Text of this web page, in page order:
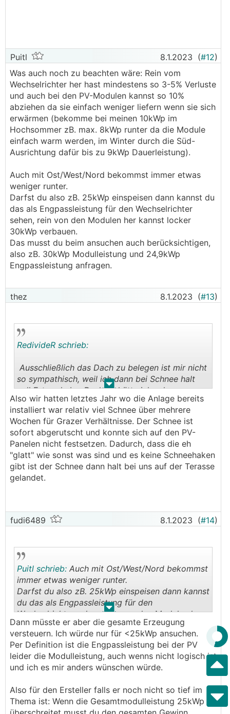
Puitl 8.1.2023 (#12)
Was auch noch zu beachten wäre: Rein vom
Wechselrichter her hast mindestens so 3-5% Verluste
und auch bei den PV-Modulen kannst so 10%
abziehen da sie einfach weniger liefern wenn sie sich
erwärmen (bekomme bei meinen 10kWp im
Hochsommer zB. max. 8kWp runter da die Module
einfach warm werden, im Winter durch die Süd-
Ausrichtung dafür bis zu 9kWp Dauerleistung).
Auch mit Ost/West/Nord bekommst immer etwas
weniger runter.
Darfst du also zB. 25kWp einspeisen dann kannst du
das als Engpassleistung für den Wechselrichter
sehen, rein von den Modulen her kannst locker
30kWp verbauen.
Das musst du beim ansuchen auch berücksichtigen,
also zB. 30kWp Modulleistung und 24,9kWp
Engpassleistung anfragen.
thez 8.1.2023 (#13)
. .
RedivideR schrieb:
Ausschließlich das Dach zu belegen ist mir nicht
so sympathisch, weil ich dann bei Schnee halt
null Ertrag habe. Deshalb hätte ich schon gerne
als Ergänzung Fassade und/oder Gartenlaube
(dort könnte ich zumindest den Schnee
entfernen).
Also wir hatten letztes Jahr wo die Anlage bereits
installiert war relativ viel Schnee über mehrere
Wochen für Grazer Verhältnisse. Der Schnee ist
sofort abgerutscht und konnte sich auf den PV-
Panelen nicht festsetzen. Dadurch, dass die eh
"glatt" wie sonst was sind und es keine Schneehaken
gibt ist der Schnee dann halt bei uns auf der Terasse
gelandet.
fudi6489 8.1.2023 (#14)
. .
Puitl schrieb: Auch mit Ost/West/Nord bekommst
immer etwas weniger runter.
Darfst du also zB. 25kWp einspeisen dann kannst
du das als Engpassleistung für den
Wechselrichter sehen, rein von den Modulen her
kannst locker 30kWp verbauen.
Das musst du beim ansuchen auch
berücksichtigen, also zB. 30kWp Modulleistung
und 24,9kWp Engpassleistung anfragen.
Dann müsste er aber die gesamte Erzeugung
versteuern. Ich würde nur für <25kWp ansuchen.
Per Definition ist die Engpassleistung bei der PV
leider die Modulleistung, auch wenns nicht logisch ist
und ich es mir anders wünschen würde.
Also für den Ersteller falls er noch nicht so tief im
Thema ist: Wenn die Gesamtmodulleistung 25kWp